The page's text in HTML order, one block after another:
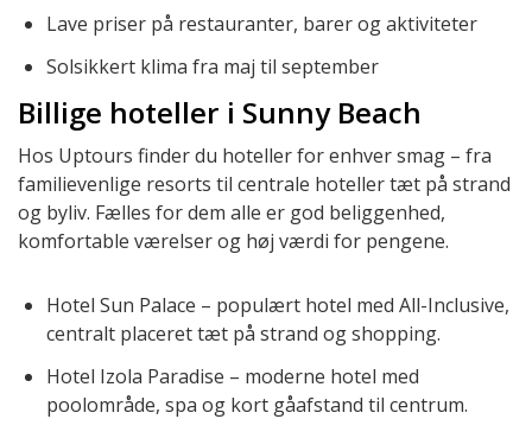
Lave priser på restauranter, barer og aktiviteter
Solsikkert klima fra maj til september
Billige hoteller i Sunny Beach
Hos Uptours finder du hoteller for enhver smag – fra
familievenlige resorts til centrale hoteller tæt på strand
og byliv. Fælles for dem alle er god beliggenhed,
komfortable værelser og høj værdi for pengene.
Hotel Sun Palace – populært hotel med All-Inclusive,
centralt placeret tæt på strand og shopping.
Hotel Izola Paradise – moderne hotel med
poolområde, spa og kort gåafstand til centrum.